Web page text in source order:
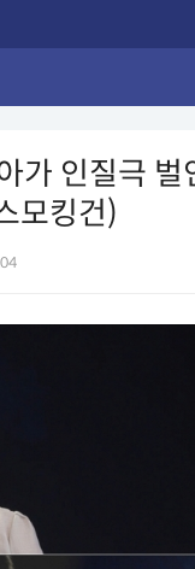
가 인질극
모킹건)